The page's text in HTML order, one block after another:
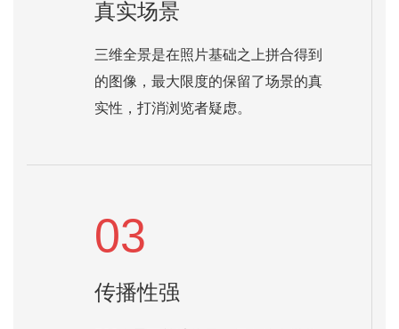
真实场景
三维全景是在照片基础之上拼合得到
的图像，最大限度的保留了场景的真
实性，打消浏览者疑虑。
03
传播性强